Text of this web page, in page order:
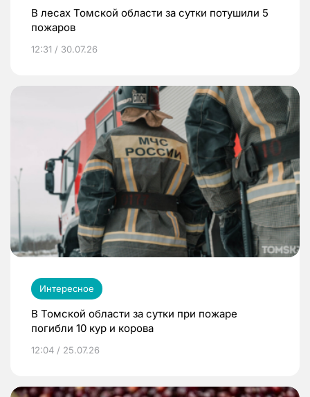
В лесах Томской области за сутки потушили 5
пожаров
12:31 / 30.07.26
Интересное
В Томской области за сутки при пожаре
погибли 10 кур и корова
12:04 / 25.07.26